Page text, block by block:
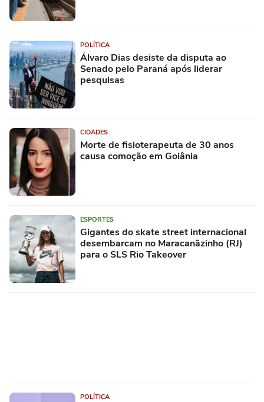
POLÍTICA
Álvaro Dias desiste da disputa ao
Senado pelo Paraná após liderar
pesquisas
CIDADES
Morte de fisioterapeuta de 30 anos
causa comoção em Goiânia
ESPORTES
Gigantes do skate street internacional
desembarcam no Maracanãzinho (RJ)
para o SLS Rio Takeover
POLÍTICA